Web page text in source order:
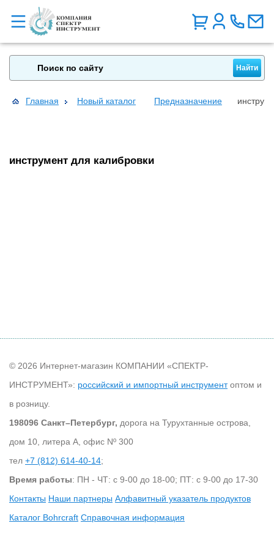
Главная Новый каталог Предназначение
инструмент для калибровки
© 2026 Интернет-магазин КОМПАНИИ «СПЕКТР-
ИНСТРУМЕНТ»: российский и импортный инструментоптом и
в розницу.
198096 Санкт–Петербург, дорога на Турухтанные острова,
дом 10, литера А, офис Nº 300
тел +7 (812) 614-40-14;
Время работы: ПН - ЧТ: с 9-00 до 18-00; ПТ: с 9-00 до 17-30
Контакты Наши партнеры Алфавитный указатель продуктов
Каталог Bohrcraft Справочная информация